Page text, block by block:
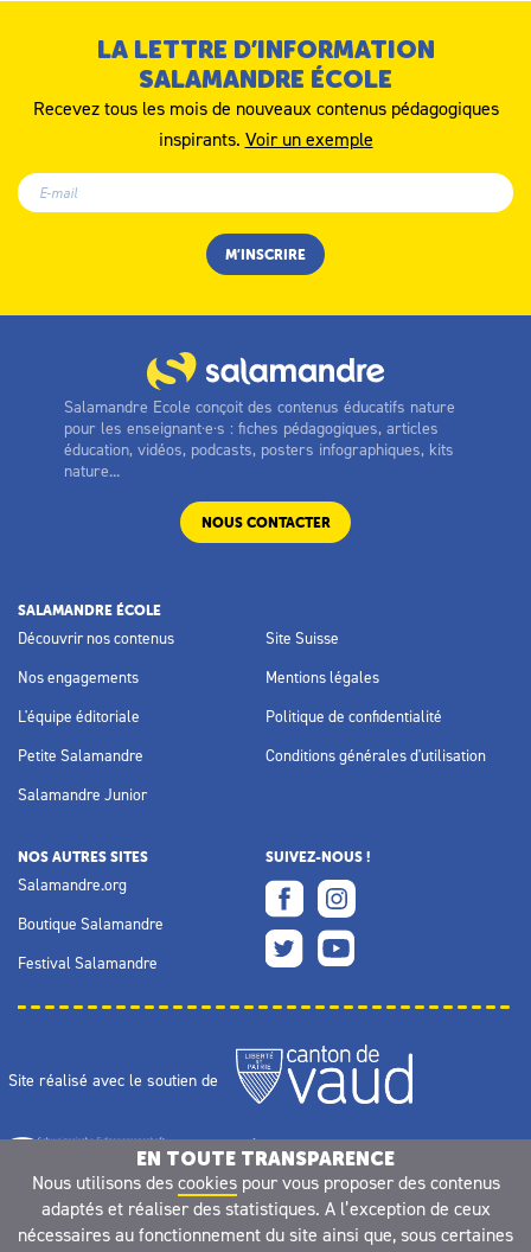
LA LETTRE D’INFORMATION
SALAMANDRE ÉCOLE
Recevez tous les mois de nouveaux contenus pédagogiques
inspirants. Voir un exemple
Salamandre Ecole conçoit des contenus éducatifs nature
pour les enseignant·e·s : fiches pédagogiques, articles
éducation, vidéos, podcasts, posters infographiques, kits
nature...
NOUS CONTACTER
SALAMANDRE ÉCOLE
Découvrir nos contenus
Nos engagements
L'équipe éditoriale
Petite Salamandre
Salamandre Junior
Site Suisse
Mentions légales
Politique de confidentialité
Conditions générales d'utilisation
NOS AUTRES SITES
Salamandre.org
Boutique Salamandre
Festival Salamandre
SUIVEZ-NOUS !
Site réalisé avec le soutien de
EN TOUTE TRANSPARENCE
Nous utilisons des cookiespour vous proposer des contenus
adaptés et réaliser des statistiques. A l’exception de ceux
nécessaires au fonctionnement du site ainsi que, sous certaines